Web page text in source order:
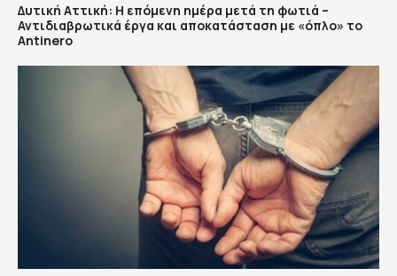
Δυτική Αττική: Η επόμενη ημέρα μετά τη φωτιά –
Αντιδιαβρωτικά έργα και αποκατάσταση με «όπλο» το
Antinero